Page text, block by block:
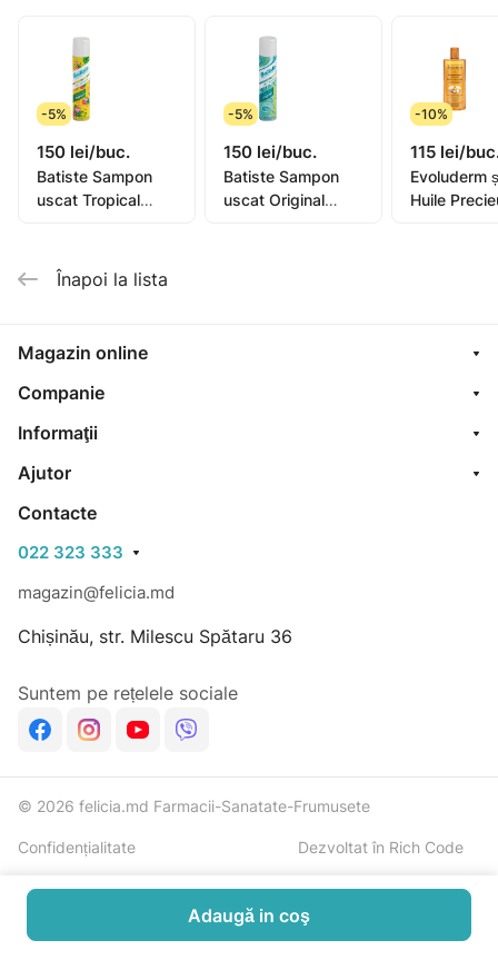
tipurile de păr.
Producător: Evoluderm, Franța.
Importator: "Rihpangalfarma" SRL, str. N.Milescu
Spătarul,36. mun Chișinău Tel:373 22 606 127
-5%
150 lei/buc.
Batiste Sampon
uscat Tropical
-5%
150 lei/buc.
Batiste Sampon
uscat Original
-10%
115 lei/
Evoluderm
Huile
Înapoi la lista
Magazin online
Companie
Informaţii
Ajutor
Contacte
022 323 333
magazin@felicia.md
Chișinău, str. Milescu Spătaru 36
Suntem pe rețelele sociale
© 2026 felicia.md Farmacii-Sanatate-Frumusete
Confidențialitate Dezvoltat în Rich Code
Adaugă in coş